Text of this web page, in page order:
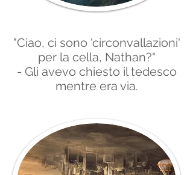
"Ciao, ci sono 'circonvallazioni'
per la cella, Nathan?"
- Gli avevo chiesto il tedesco
mentre era via.